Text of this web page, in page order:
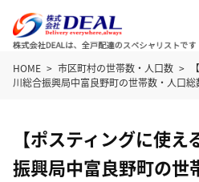
HOME 市区町村の世帯数・人口数
川総合振興局中富良野町の世帯数・人口総
【ポスティングに使
振興局中富良野町の世